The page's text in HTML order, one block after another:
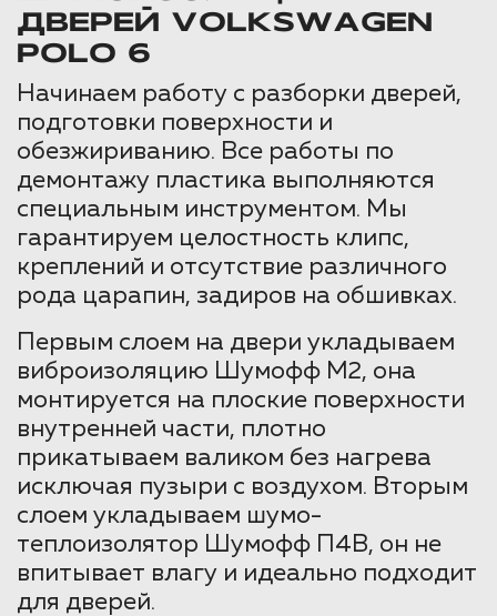
ДВЕРЕЙ VOLKSWAGEN
POLO 6
Начинаем работу с разборки дверей,
подготовки поверхности и
обезжириванию. Все работы по
демонтажу пластика выполняются
специальным инструментом. Мы
гарантируем целостность клипс,
креплений и отсутствие различного
рода царапин, задиров на обшивках.
Первым слоем на двери укладываем
виброизоляцию Шумофф М2, она
монтируется на плоские поверхности
внутренней части, плотно
прикатываем валиком без нагрева
исключая пузыри с воздухом. Вторым
слоем укладываем шумо-
теплоизолятор Шумофф П4В, он не
впитывает влагу и идеально подходит
для дверей.